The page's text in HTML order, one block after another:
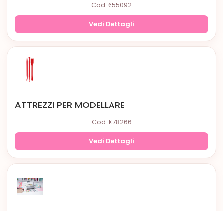
Cod. 655092
Vedi Dettagli
ATTREZZI PER MODELLARE
Cod. K78266
Vedi Dettagli